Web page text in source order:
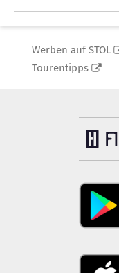
Werben auf STOL
Tourentipps